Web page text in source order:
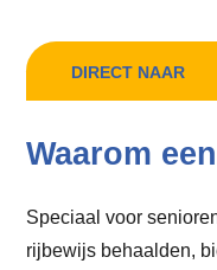
DIRECT NAAR
Waarom
Speciaal voor
rijbewijs behaalden,